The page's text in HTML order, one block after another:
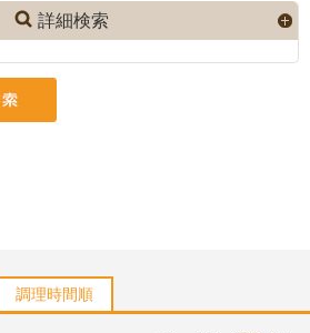
詳細検索
調理時間順